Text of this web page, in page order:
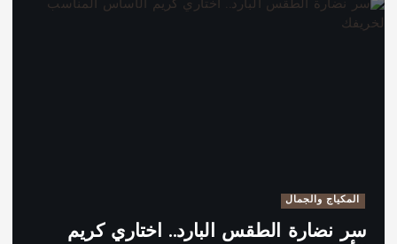
المكياج والجمال
سر نضارة الطقس البارد.. اختاري كريم